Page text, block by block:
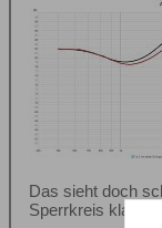
Das sieht doch
Sperrkreis